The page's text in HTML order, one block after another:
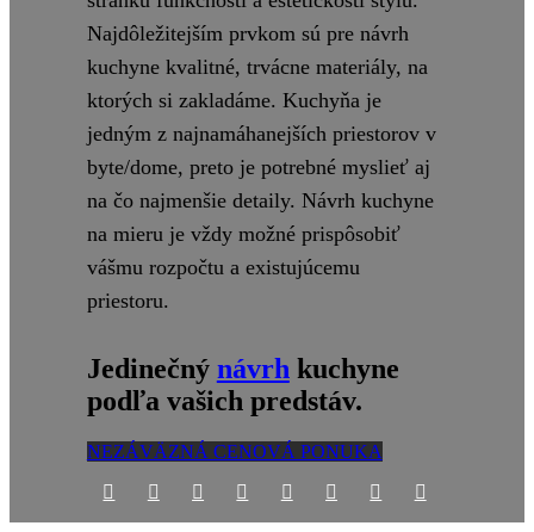
Najdôležitejším prvkom sú pre návrh
kuchyne kvalitné, trvácne materiály, na
ktorých si zakladáme. Kuchyňa je
jedným z najnamáhanejších priestorov v
byte/dome, preto je potrebné myslieť aj
na čo najmenšie detaily. Návrh kuchyne
na mieru je vždy možné prispôsobiť
vášmu rozpočtu a existujúcemu
priestoru.
Jedinečný návrhkuchyne
podľa vašich predstáv.
NEZÁVÄZNÁ CENOVÁ PONUKA